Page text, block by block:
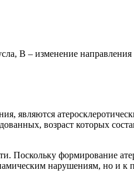
В – изменение направления
являются
возраст которых
Поскольку формирование
нарушениям, но и к